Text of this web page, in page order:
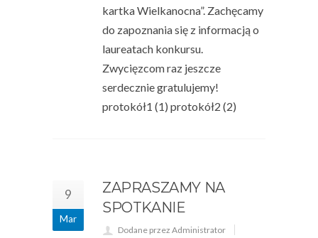
kartka Wielkanocna”. Zachęcamy
do zapoznania się z informacją o
laureatach konkursu.
Zwycięzcom raz jeszcze
serdecznie gratulujemy!
protokół1 (1) protokół2 (2)
9
Mar
ZAPRASZAMY NA
SPOTKANIE
Dodane przez Administrator